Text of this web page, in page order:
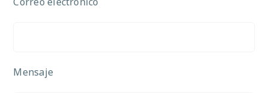
Mensaje